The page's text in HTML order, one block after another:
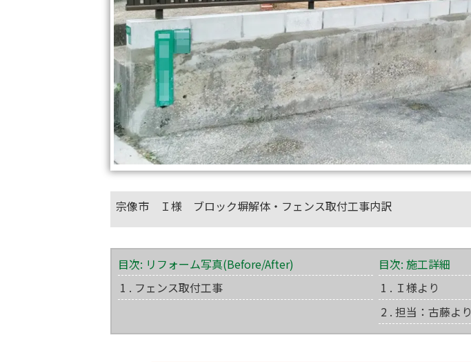
宗像市 Ｉ様 ブロック塀解体・フェンス取付工事内訳
目次: リフォーム写真(Before/After)
1 . フェンス取付工事
目次: 施工詳細
1 . Ｉ様より
2 . 担当：古藤より